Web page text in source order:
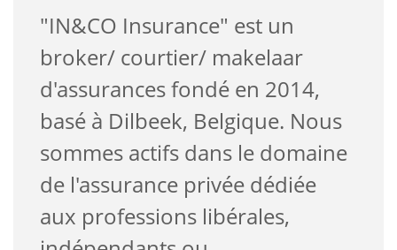
"IN&CO Insurance" est un
broker/ courtier/ makelaar
d'assurances fondé en 2014,
basé à Dilbeek, Belgique. Nous
sommes actifs dans le domaine
de l'assurance privée dédiée
aux professions libérales,